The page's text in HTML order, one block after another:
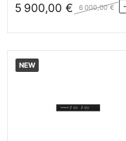
5 900,00 € 6 000,00 €
NEW